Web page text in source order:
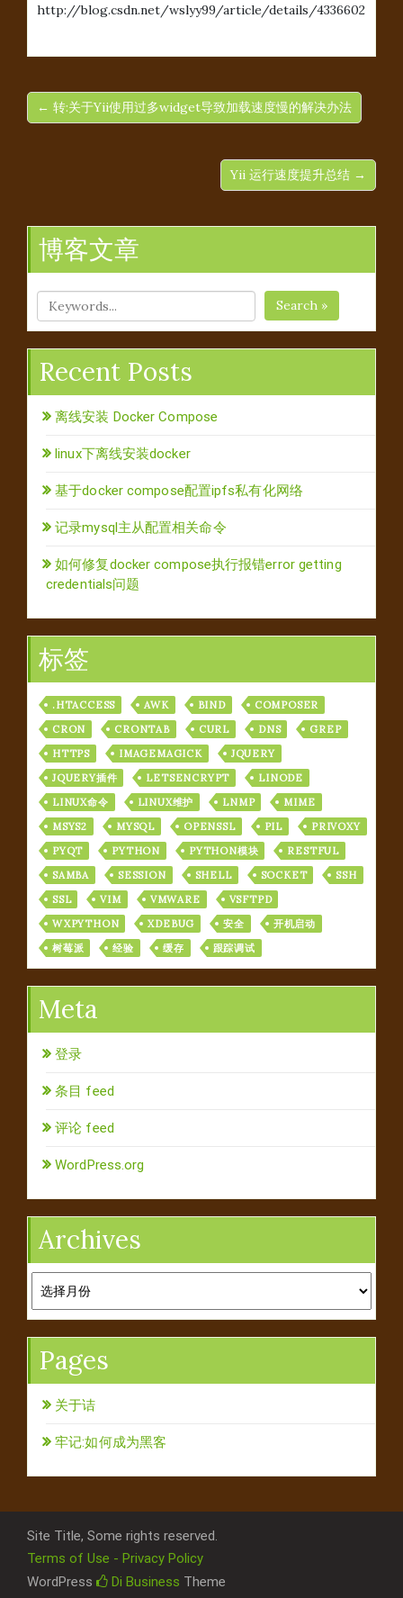
http://blog.csdn.net/wslyy99/article/details/4336602
← 转:关于Yii使用过多widget导致加载速度慢的解决办法
Yii 运行速度提升总结 →
博客文章
Search »
Recent Posts
离线安装 Docker Compose
linux下离线安装docker
基于docker compose配置ipfs私有化网络
记录mysql主从配置相关命令
如何修复docker compose执行报错error getting
credentials问题
标签
.HTACCESS AWK BIND
COMPOSER
CRON
CRONTAB CURL DNS
GREP
HTTPS
IMAGEMAGICK
JQUERY
JQUERY插件
LETSENCRYPT
LINODE
LINUX命令
LINUX维护 LNMP
MIME
MSYS2
MYSQL OPENSSL PIL
PRIVOXY
PYQT
PYTHON PYTHON模块
RESTFUL
SAMBA
SESSION SHELL SOCKET
SSH
SSL
VIM VMWARE
VSFTPD
WXPYTHON
XDEBUG 安全
开机启动
树莓派
经验 缓存 跟踪调试
Meta
登录
条目 feed
评论 feed
WordPress.org
Archives
Pages
关于诘
牢记:如何成为黑客
Site Title, Some rights reserved.
Terms of Use - Privacy Policy
WordPress
Di Business Theme